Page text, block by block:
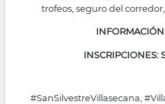
trofeos, seguro del
INSCRIPCIONES:
#SanSilvestreVillasecana,